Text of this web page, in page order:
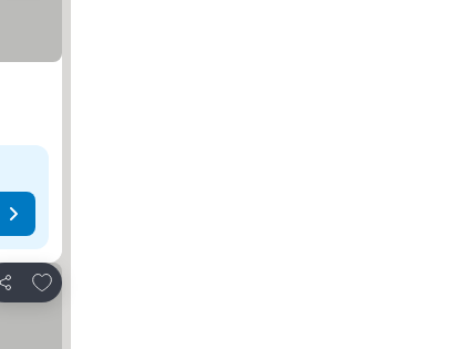
Teilen
Zu Favoriten hinzufügen